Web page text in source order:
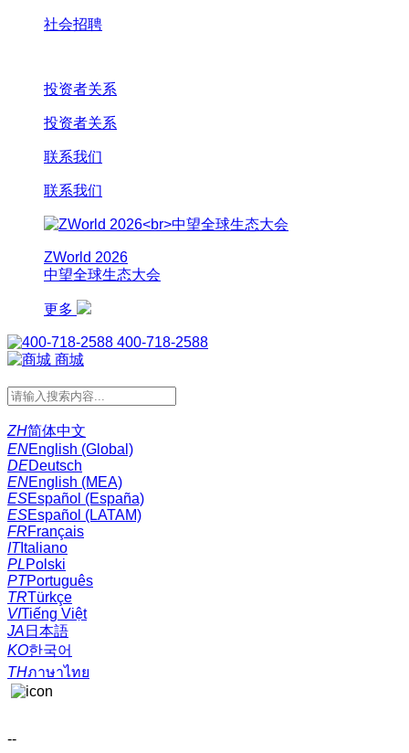
社会招聘
投资者关系
投资者关系
联系我们
联系我们
ZWorld 2026
中望全球生态大会
更多
400-718-2588
商城
ZH简体中文
ENEnglish (Global)
DEDeutsch
ENEnglish (MEA)
ESEspañol (España)
ESEspañol (LATAM)
FRFrançais
ITItaliano
PLPolski
PTPortuguês
TRTürkçe
VITiếng Việt
JA 日本語
KO한국어
THภาษาไทย
--